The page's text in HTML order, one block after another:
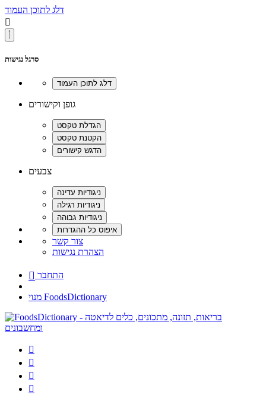
דלג לתוכן העמוד

סרגל נגישות
גופן וקישורים
צבעים
צור קשר
הצהרת נגישות
 התחבר
מנוי FoodsDictionary



